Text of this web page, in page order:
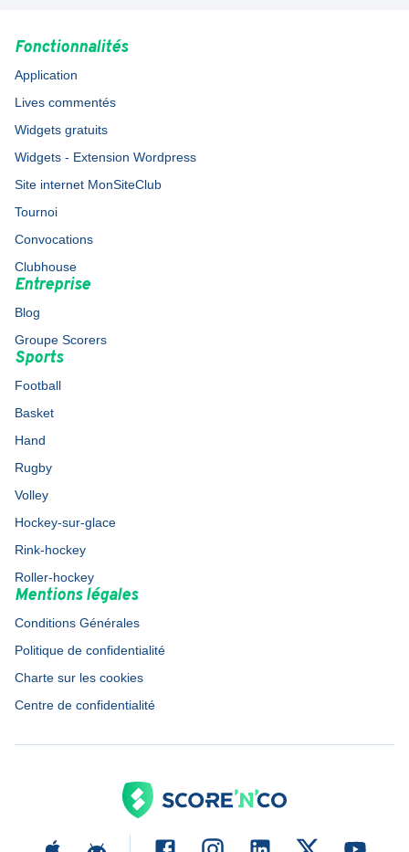
Fonctionnalités
Application
Lives commentés
Widgets gratuits
Widgets - Extension Wordpress
Site internet MonSiteClub
Tournoi
Convocations
Clubhouse
Entreprise
Blog
Groupe Scorers
Sports
Football
Basket
Hand
Rugby
Volley
Hockey-sur-glace
Rink-hockey
Roller-hockey
Mentions légales
Conditions Générales
Politique de confidentialité
Charte sur les cookies
Centre de confidentialité